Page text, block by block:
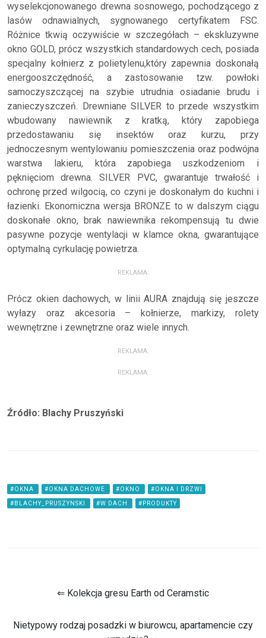
wyselekcjonowanego drewna sosnowego, pochodzącego z
lasów odnawialnych, sygnowanego certyfikatem FSC.
Różnice tkwią oczywiście w szczegółach – ekskluzywne
okno GOLD, prócz wszystkich standardowych cech, posiada
specjalny kołnierz z polietylenu,który zapewnia doskonałą
energooszczędność, a zastosowanie tzw. powłoki
samoczyszczącej na szybie utrudnia osiadanie brudu i
zanieczyszczeń. Drewniane SILVER to przede wszystkim
wbudowany nawiewnik z kratką, który zapobiega
przedostawaniu się insektów oraz kurzu, przy
jednoczesnym wentylowaniu pomieszczenia oraz podwójna
warstwa lakieru, która zapobiega uszkodzeniom i
pęknięciom drewna. SILVER PVC, gwarantuje trwałość i
ochronę przed wilgocią, co czyni je doskonałym do kuchni i
łazienki. Ekonomiczna wersja BRONZE to w dalszym ciągu
doskonałe okno, brak nawiewnika rekompensują tu dwie
pasywne pozycje wentylacji w klamce okna, gwarantujące
optymalną cyrkulację powietrza.
REKLAMA:
Prócz okien dachowych, w linii AURA znajdują się jeszcze
wyłazy oraz akcesoria – kołnierze, markizy, rolety
wewnętrzne i zewnętrzne oraz wiele innych.
REKLAMA:
REKLAMA:
Źródło: Blachy Pruszyński
#OKNA #OKNA DACHOWE #OKNO #OKNA I DRZWI
#BLACHY_PRUSZYNSKI #W DACH #PRODUKTY
⇐ Kolekcja gresu Earth od Ceramstic
Nietypowy rodzaj posadzki w biurowcu, apartamencie czy